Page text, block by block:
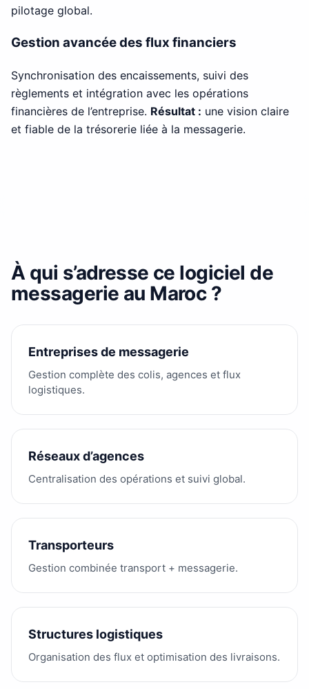
pilotage global.
Gestion avancée des flux financiers
Synchronisation des encaissements, suivi des
règlements et intégration avec les opérations
financières de l’entreprise. Résultat : une vision claire
et fiable de la trésorerie liée à la messagerie.
À qui s’adresse ce logiciel de
messagerie au Maroc ?
Entreprises de messagerie
Gestion complète des colis, agences et flux
logistiques.
Réseaux d’agences
Centralisation des opérations et suivi global.
Transporteurs
Gestion combinée transport + messagerie.
Structures logistiques
Organisation des flux et optimisation des livraisons.